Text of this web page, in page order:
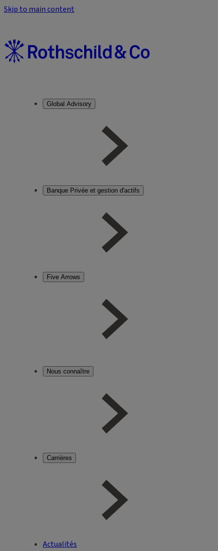
Skip to main content
Global Advisory
Banque Privée et gestion d'actifs
Five Arrows
Nous connaître
Carrières
Actualités